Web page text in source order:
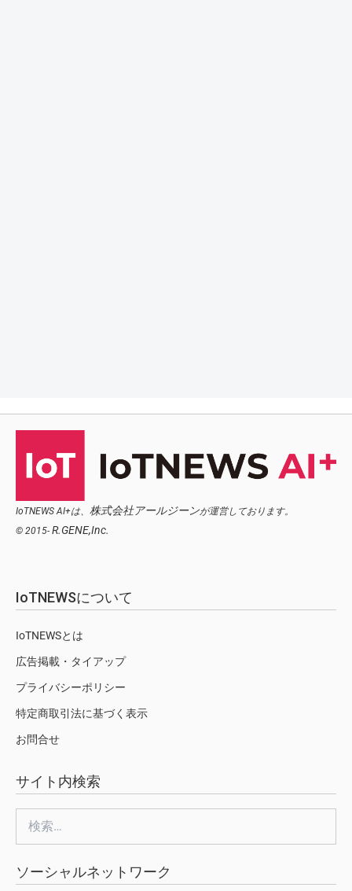
IoTNEWS AI+は、 株式会社アールジーンが運営しております。
© 2015- R.GENE,Inc.
IoTNEWSについて
IoTNEWSとは
広告掲載・タイアップ
プライバシーポリシー
特定商取引法に基づく表示
お問合せ
サイト内検索
ソーシャルネットワーク